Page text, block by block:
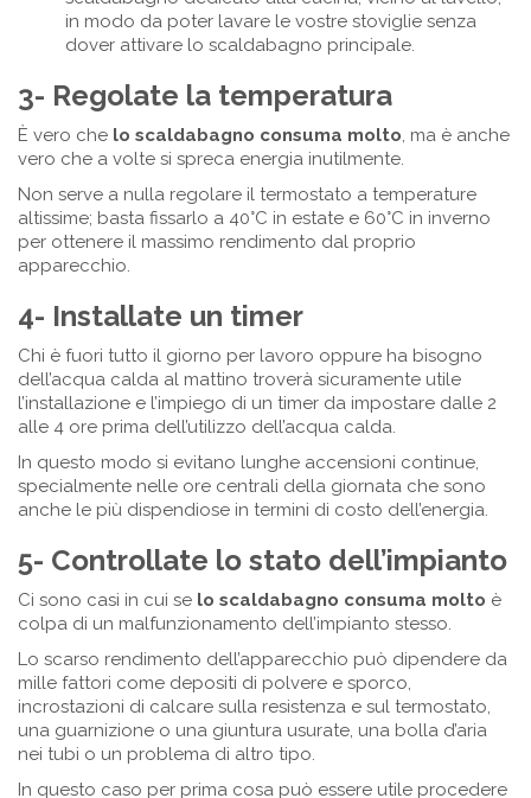
in modo da poter lavare le vostre stoviglie senza
dover attivare lo scaldabagno principale.
3- Regolate la temperatura
È vero che lo scaldabagno consuma molto, ma è anche
vero che a volte si spreca energia inutilmente.
Non serve a nulla regolare il termostato a temperature
altissime; basta fissarlo a 40°C in estate e 60°C in inverno
per ottenere il massimo rendimento dal proprio
apparecchio.
4- Installate un timer
Chi è fuori tutto il giorno per lavoro oppure ha bisogno
dell’acqua calda al mattino troverà sicuramente utile
l’installazione e l’impiego di un timer da impostare dalle 2
alle 4 ore prima dell’utilizzo dell’acqua calda.
In questo modo si evitano lunghe accensioni continue,
specialmente nelle ore centrali della giornata che sono
anche le più dispendiose in termini di costo dell’energia.
5- Controllate lo stato dell’impianto
Ci sono casi in cui se lo scaldabagno consuma molto è
colpa di un malfunzionamento dell’impianto stesso.
Lo scarso rendimento dell’apparecchio può dipendere da
mille fattori come depositi di polvere e sporco,
incrostazioni di calcare sulla resistenza e sul termostato,
una guarnizione o una giuntura usurate, una bolla d’aria
nei tubi o un problema di altro tipo.
In questo caso per prima cosa può essere utile procedere